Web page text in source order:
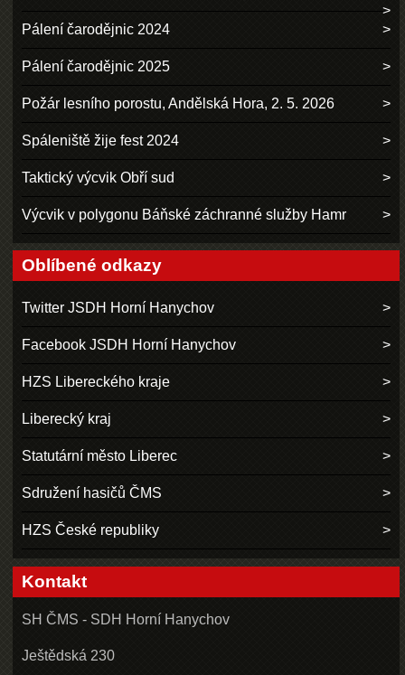
Pálení čarodějnic 2024
Pálení čarodějnic 2025
Požár lesního porostu, Andělská Hora, 2. 5. 2026
Spáleniště žije fest 2024
Taktický výcvik Obří sud
Výcvik v polygonu Báňské záchranné služby Hamr
Oblíbené odkazy
Twitter JSDH Horní Hanychov
Facebook JSDH Horní Hanychov
HZS Libereckého kraje
Liberecký kraj
Statutární město Liberec
Sdružení hasičů ČMS
HZS České republiky
Kontakt
SH ČMS - SDH Horní Hanychov
Ještědská 230